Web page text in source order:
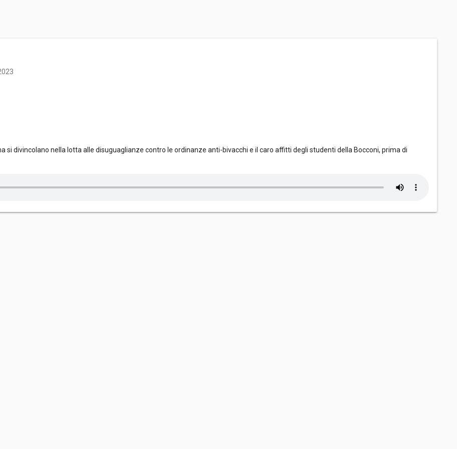
si divincolano nella lotta alle disuguaglianze contro le ordinanze anti-bivacchi e il caro affitti degli studenti della Bocconi, prima di